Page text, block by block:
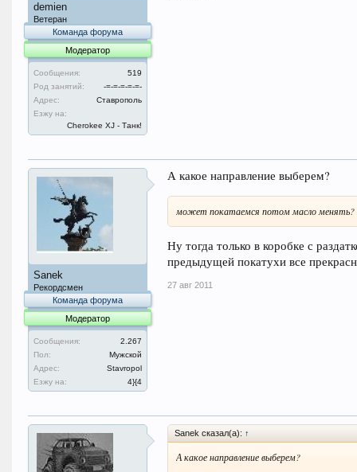
demien
Ветеран
Команда форума
Модератор
Сообщения:
519
Род занятий:
-=-=-=-=-=-
Адрес:
Ставрополь
Езжу на:
Cherokee XJ - Танк!
Sanek
Рекордсмен
Команда форума
Модератор
Сообщения:
2.267
Пол:
Мужской
Адрес:
Stavropol
Езжу на:
4}{4
А какое направление выберем?
может покатаемся потом масло менять?
Ну тогда только в коробке с
предыдущей покатухи все
27 авг 2011
Sanek сказал(а): ↑
А какое направление выберем?